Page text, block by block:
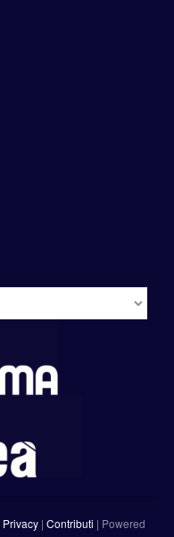
Privacy | Contributi | Powered